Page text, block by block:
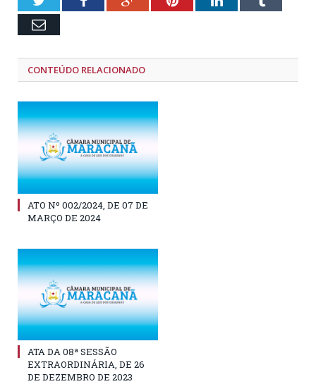
Email
CONTEÚDO RELACIONADO
ATO Nº 002/2024, DE 07 DE
MARÇO DE 2024
ATA DA 08ª SESSÃO
EXTRAORDINÁRIA, DE 26
DE DEZEMBRO DE 2023